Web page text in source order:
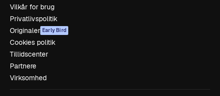
Vilkår for brug
Privatlivspolitik
Originaler Early Bird
Cookies politik
Tillidscenter
Partnere
Virksomhed